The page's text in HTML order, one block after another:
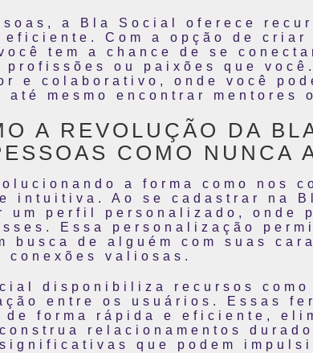
a Bla Social oferece
eficiente. Com a opção de
tem a chance de se
profissões ou paixões que
e colaborativo, onde você
mesmo encontrar mentores
A REVOLUÇÃO DA
COMO NUNCA
a forma como nos
intuitiva. Ao se cadastrar na
um perfil personalizado, onde
Essa personalização
busca de alguém com suas
conexões valiosas.
disponibiliza recursos
entre os usuários. Essas
de forma rápida e eficiente,
relacionamentos
que podem